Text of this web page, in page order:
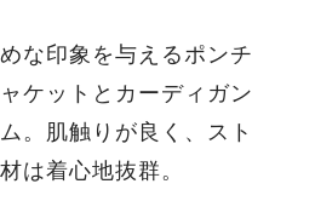
な印象を与えるポンチ
ケットとカーディガン
。肌触りが良く、スト
は着心地抜群。